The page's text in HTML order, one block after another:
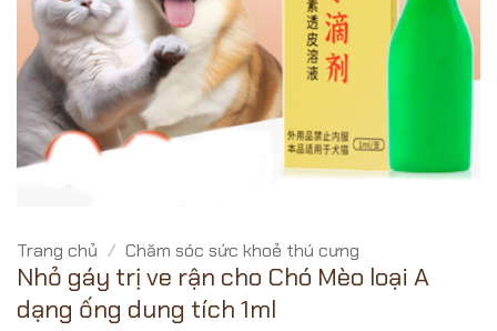
Trang chủ / Chăm sóc sức khoẻ thú cưng
Nhỏ gáy trị ve rận cho Chó Mèo loại A
dạng ống dung tích 1ml